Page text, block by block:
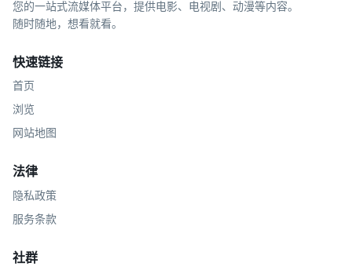
您的一站式流媒体平台，提供电影、电视剧、动漫等内容。
随时随地，想看就看。
快速链接
首页
浏览
网站地图
法律
隐私政策
服务条款
社群